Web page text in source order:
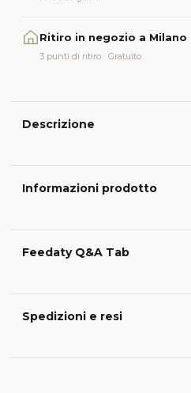
Ritiro in negozio a Milano
3 punti di ritiro · Gratuito
Descrizione
Informazioni prodotto
Feedaty Q&A Tab
Spedizioni e resi